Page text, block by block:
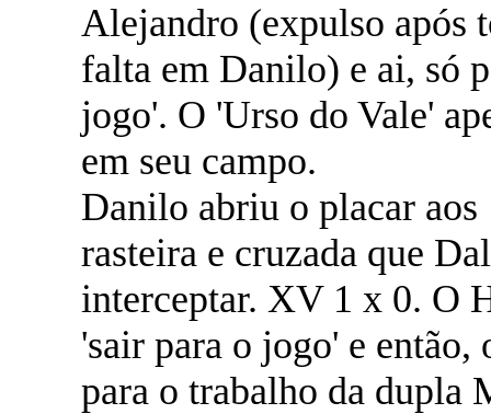
Alejandro (expulso após
falta em Danilo) e ai, só
jogo'. O 'Urso do Vale'
em seu campo.
Danilo abriu o placar
rasteira e cruzada que
interceptar. XV 1 x 0. O
'sair para o jogo' e então,
para o trabalho da dupla